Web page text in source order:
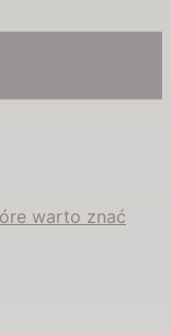
warto znać